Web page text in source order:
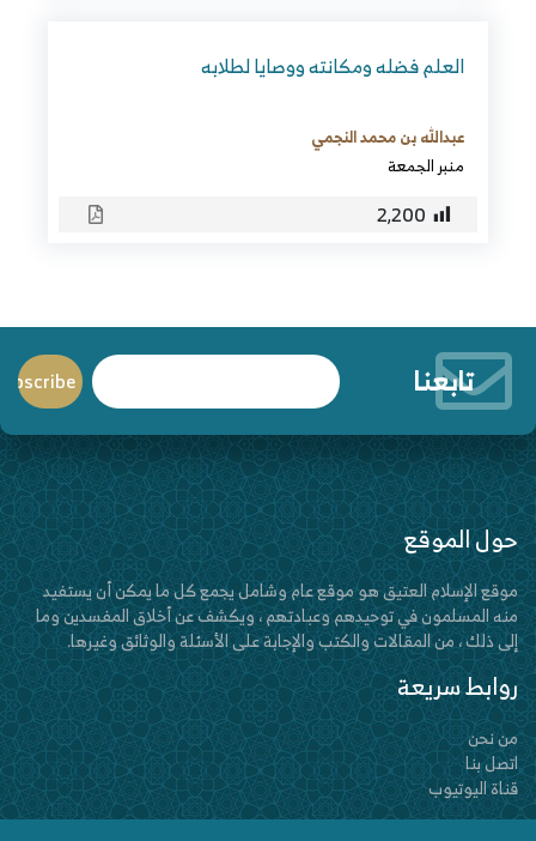
العلم فضله ومكانته ووصايا لطلابه
عبدالله بن محمد النجمي
منبر الجمعة
2٬200
تابعنا
حول الموقع
موقع الإسلام العتيق هو موقع عام وشامل يجمع كل ما يمكن أن يستفيد
منه المسلمون في توحيدهم وعبادتهم ، ويكشف عن أخلاق المفسدين وما
إلى ذلك ، من المقالات والكتب والإجابة على الأسئلة والوثائق وغيرها.
روابط سريعة
من نحن
اتصل بنا
قناة اليوتيوب